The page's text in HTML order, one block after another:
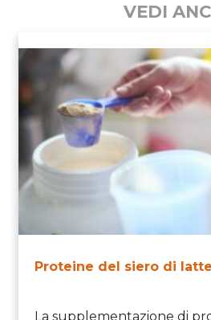
VEDI
Proteine del siero di
La supplementazione di